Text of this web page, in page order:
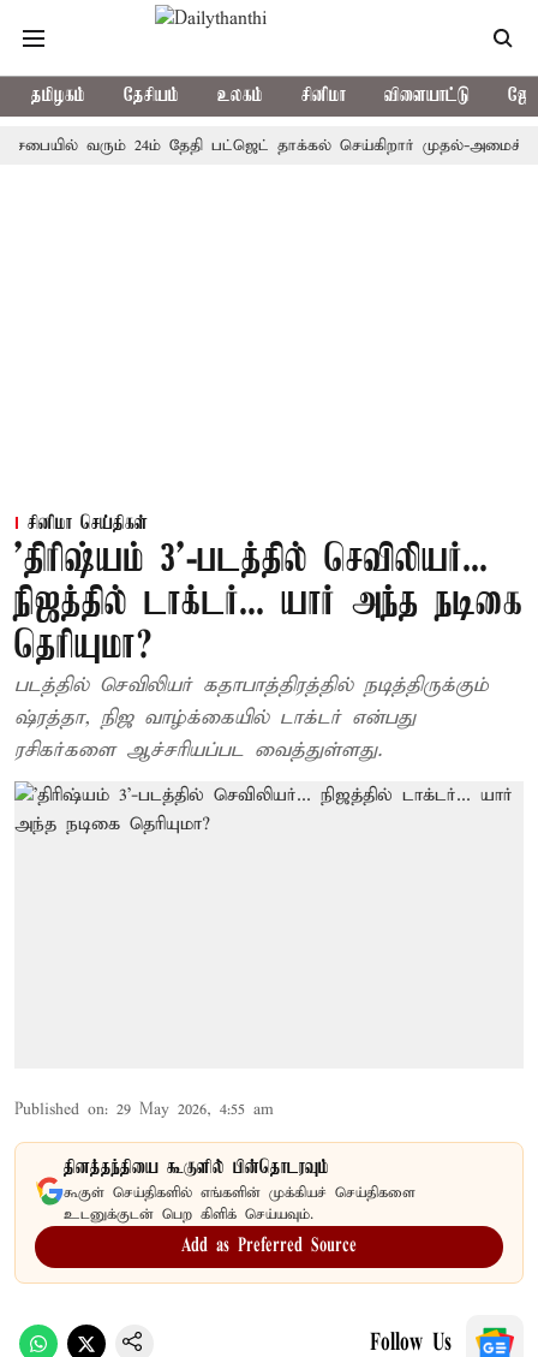
தமிழகம் தேசியம் உலகம் சினிமா விளையாட்டு
வரும் 24ம் தேதி பட்ஜெட் தாக்கல் செய்கிறார் முதல்-அமைச்சர்
சினிமா செய்திகள்
'திரிஷ்யம் 3'-படத்தில் செவிலியர்...
நிஜத்தில் டாக்டர்... யார் அந்த நடிகை
தெரியுமா?
படத்தில் செவிலியர் கதாபாத்திரத்தில் நடித்திருக்கும்
ஷ்ரத்தா, நிஜ வாழ்க்கையில் டாக்டர் என்பது
ரசிகர்களை ஆச்சரியப்பட வைத்துள்ளது.
Published on: 29 May 2026, 4:55 am
தினத்தந்தியை கூகுளில் பின்தொடரவும்
கூகுள் செய்திகளில் எங்களின் முக்கியச் செய்திகளை
உடனுக்குடன் பெற கிளிக் செய்யவும்.
Add as Preferred Source
Follow Us